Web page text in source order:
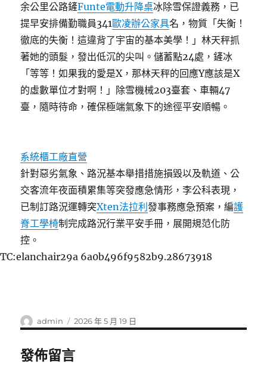
余公里公路鏟Funte電動升降桌冰除雪保證義務，已
提早安排備勤職員341歐凌辦公家具名，物質「失衡！
徹底的失衡！這違背了宇宙的基本美學！」林天秤抓
著她的頭髮，發出低沉的尖叫。儲蓄點24處，鏟冰
「等等！如果我的愛是X，那林天秤的回應Y應該是X
的虛數單位才對啊！」除雪機械203臺套、車輛47
臺，隨時待命，確保極端氣象下的途徑平安順暢。
系統櫃工廠直營
針對惡劣氣象、路況基本舉措措施損毀以及軌道、公
交客流年夜面積累集等突發應急情形，李公科表現，
已制訂路況運轉突Xten法拉利發事務應急預案，編護
脊工學椅制完成路況行業平安手冊，展開規范化防
控。
TC:elanchair29a 6a0b496f9582b9.28673918
作
者
admin
發
佈
2026 年 5 月 19 日
發佈留言